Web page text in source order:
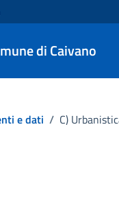
di Caivano
e dati / C)